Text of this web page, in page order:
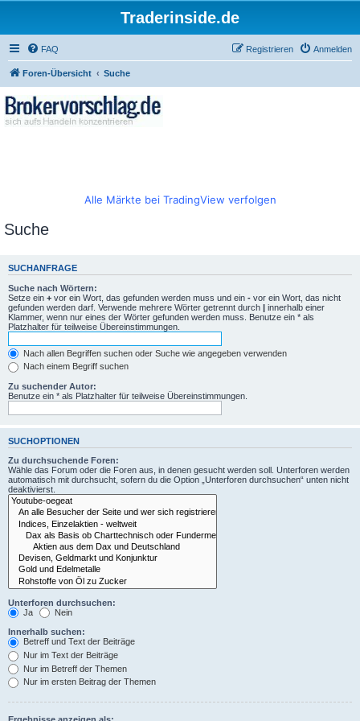
Traderinside.de
FAQ Anmelden
Registrieren
Foren-Übersicht Suche
Alle Märkte bei TradingView verfolgen
Suche
SUCHANFRAGE
Suche nach Wörtern:
Setze ein + vor ein Wort, das gefunden werden muss und ein - vor ein Wort, das nicht
gefunden werden darf. Verwende mehrere Wörter getrennt durch | innerhalb einer
Klammer, wenn nur eines der Wörter gefunden werden muss. Benutze ein * als
Platzhalter für teilweise Übereinstimmungen.
Nach allen Begriffen suchen oder Suche wie angegeben verwenden
Nach einem Begriff suchen
Zu suchender Autor:
Benutze ein * als Platzhalter für teilweise Übereinstimmungen.
SUCHOPTIONEN
Zu durchsuchende Foren:
Wähle das Forum oder die Foren aus, in denen gesucht werden soll. Unterforen werden
automatisch mit durchsucht, sofern du die Option „Unterforen durchsuchen“ unten nicht
deaktivierst.
Unterforen durchsuchen:
Ja
Nein
Innerhalb suchen:
Betreff und Text der Beiträge
Nur im Text der Beiträge
Nur im Betreff der Themen
Nur im ersten Beitrag der Themen